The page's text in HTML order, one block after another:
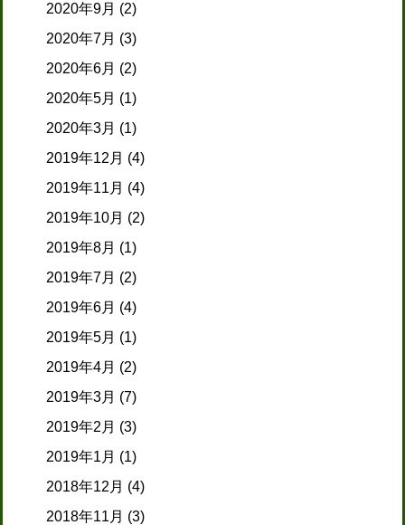
2020年9月 (2)
2020年7月 (3)
2020年6月 (2)
2020年5月 (1)
2020年3月 (1)
2019年12月 (4)
2019年11月 (4)
2019年10月 (2)
2019年8月 (1)
2019年7月 (2)
2019年6月 (4)
2019年5月 (1)
2019年4月 (2)
2019年3月 (7)
2019年2月 (3)
2019年1月 (1)
2018年12月 (4)
2018年11月 (3)